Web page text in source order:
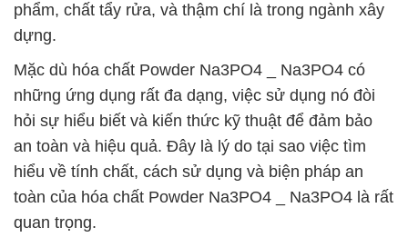
phẩm, chất tẩy rửa, và thậm chí là trong ngành xây
dựng.
Mặc dù hóa chất Powder Na3PO4 _ Na3PO4 có
những ứng dụng rất đa dạng, việc sử dụng nó đòi
hỏi sự hiểu biết và kiến thức kỹ thuật để đảm bảo
an toàn và hiệu quả. Đây là lý do tại sao việc tìm
hiểu về tính chất, cách sử dụng và biện pháp an
toàn của hóa chất Powder Na3PO4 _ Na3PO4 là rất
quan trọng.